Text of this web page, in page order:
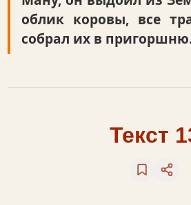
облик коровы, все
собрал их в
Текст